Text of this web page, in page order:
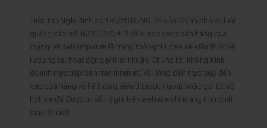
Tuân thủ Nghị định số 185/2013/NĐ-CP của Chính phủ và luật
quảng cáo số 16/2012/QH13 về kinh doanh bán hàng qua
mạng. WineHamper.vn là trang thông tin chia sẻ kiến thức về
rượu ngoại hoạt động phi lơi nhuận. Chúng tôi không kinh
doanh trực tiếp bán trên internet. Vui lòng đến trực tiếp đến
các cửa hàng và hệ thống siêu thị rượu ngoại hoặc gọi tới số
hotline để được tư vấn. ( giá trên website chỉ mang tính chất
tham khảo)